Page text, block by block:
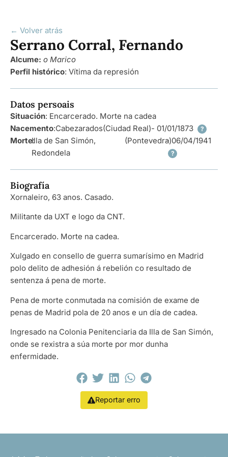
← Volver atrás
Serrano Corral, Fernando
Alcume: o Marico
Perfil histórico: Vítima da represión
Datos persoais
Situación: Encarcerado. Morte na cadea
Nacemento:Cabezarados(Ciudad Real)- 01/01/1873 ?
Morte:
Illa de San Simón,
Redondela
(Pontevedra)- 06/04/1941
?
Biografía
Xornaleiro, 63 anos. Casado.
Militante da UXT e logo da CNT.
Encarcerado. Morte na cadea.
Xulgado en consello de guerra sumarísimo en Madrid
polo delito de adhesión á rebelión co resultado de
sentenza á pena de morte.
Pena de morte conmutada na comisión de exame de
penas de Madrid pola de 20 anos e un día de cadea.
Ingresado na Colonia Penitenciaria da Illa de San Simón,
onde se rexistra a súa morte por mor dunha
enfermidade.
Reportar erro